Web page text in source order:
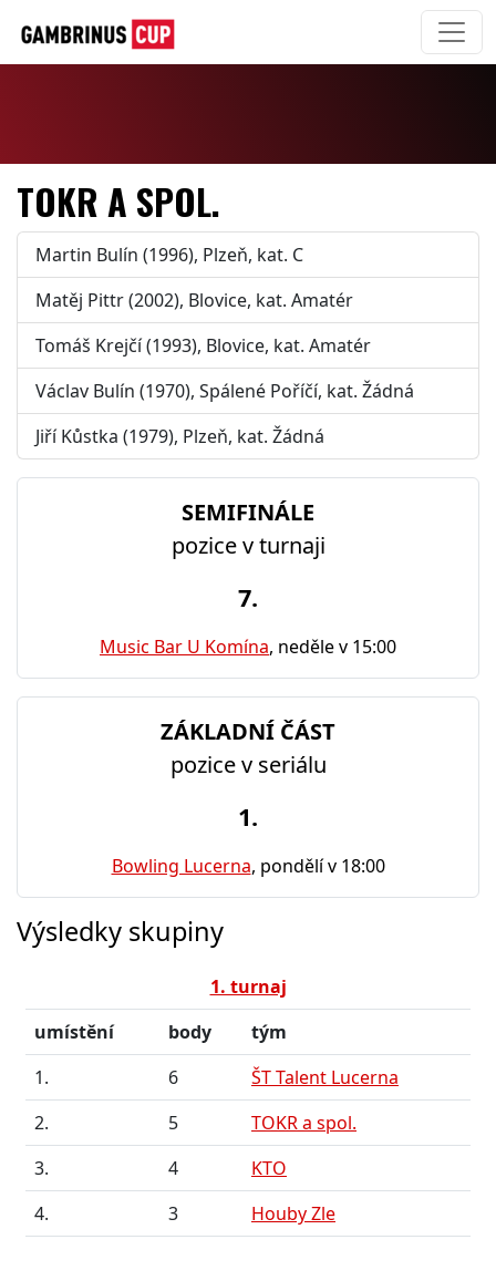
TOKR A SPOL.
Martin Bulín (1996), Plzeň, kat. C
Matěj Pittr (2002), Blovice, kat. Amatér
Tomáš Krejčí (1993), Blovice, kat. Amatér
Václav Bulín (1970), Spálené Poříčí, kat. Žádná
Jiří Kůstka (1979), Plzeň, kat. Žádná
SEMIFINÁLE
pozice v turnaji
7.
Music Bar U Komína, neděle v 15:00
ZÁKLADNÍ ČÁST
pozice v seriálu
1.
Bowling Lucerna, pondělí v 18:00
Výsledky skupiny
1. turnaj
umístění
body
tým
1.
6
ŠT Talent Lucerna
2.
5
TOKR a spol.
3.
4
KTO
4.
3 Houby Zle